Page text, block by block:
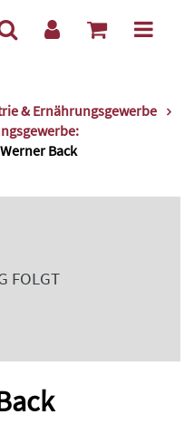
& Ernährungsgewerbe
Back
FOLGT